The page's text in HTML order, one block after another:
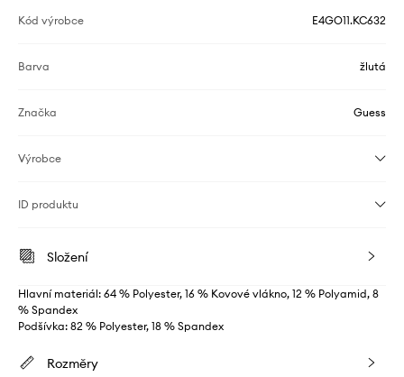
Kód výrobce E4GO11.KC632
Barva žlutá
Značka Guess
Výrobce
ID produktu
Složení
Hlavní materiál: 64 % Polyester, 16 % Kovové vlákno, 12 % Polyamid, 8
% Spandex
Podšívka: 82 % Polyester, 18 % Spandex
Rozměry